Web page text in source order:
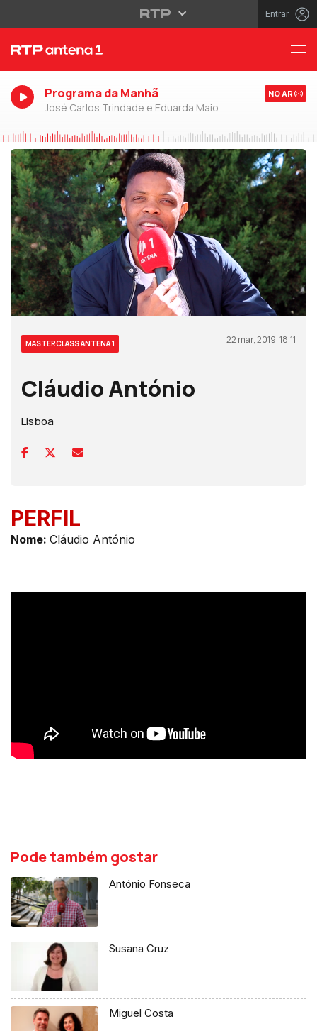
Entrar
Programa da Manhã
José Carlos Trindade e Eduarda Maio
NO AR
MASTERCLASS ANTENA 1 22 mar, 2019, 18:11
Cláudio António
Lisboa
PERFIL
Nome: Cláudio António
Pode também gostar
António Fonseca
Susana Cruz
Miguel Costa